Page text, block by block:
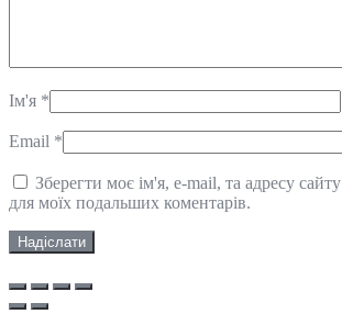
Ім'я *
Email *
Зберегти моє ім'я, e-mail, та адресу
для моїх подальших коментарів.